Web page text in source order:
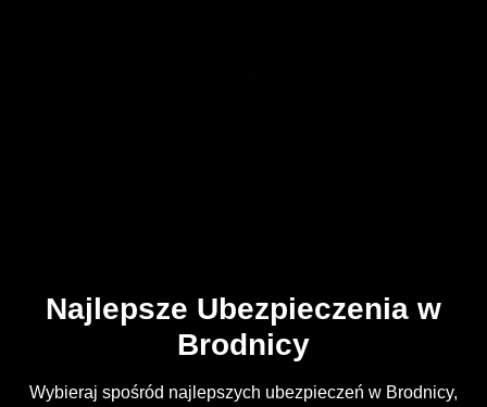
Najlepsze Ubezpieczenia w
Brodnicy
Wybieraj spośród najlepszych ubezpieczeń w Brodnicy,